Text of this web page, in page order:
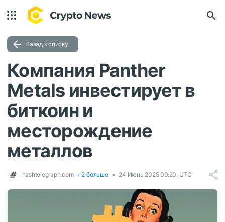
Назад к списку
Компания Panther
Metals инвестирует в
биткоин и
месторождение
металлов
hashtelegraph.com + 2 больше 24 Июнь 2025 09:20, UTC